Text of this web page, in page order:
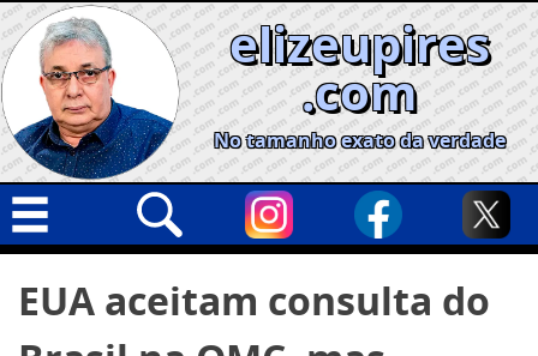
Skip
to
content
elizeupires
.com
No tamanho exato da verdade
Geral
por:
EUA aceitam consulta do